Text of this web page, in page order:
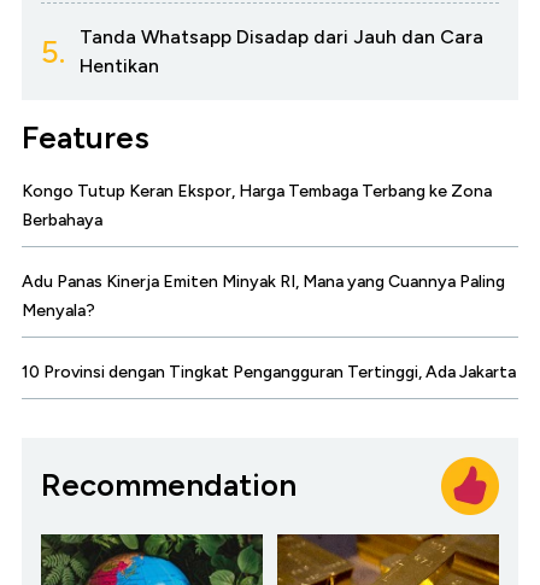
5.
Tanda Whatsapp Disadap dari Jauh dan Cara
Hentikan
Features
Kongo Tutup Keran Ekspor, Harga Tembaga Terbang ke Zona
Berbahaya
Adu Panas Kinerja Emiten Minyak RI, Mana yang Cuannya Paling
Menyala?
10 Provinsi dengan Tingkat Pengangguran Tertinggi, Ada Jakarta
Recommendation